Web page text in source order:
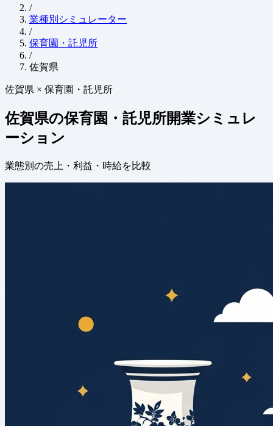
/
業種別シミュレーター
/
保育園・託児所
/
佐賀県
佐賀県 × 保育園・託児所
佐賀県の保育園・託児所開業シミュレ
ーション
業態別の売上・利益・時給を比較